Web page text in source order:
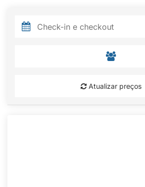
Atualizar preços